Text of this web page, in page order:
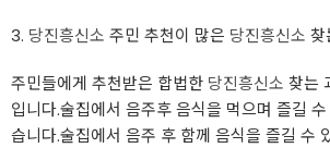
3. 당진흥신소 주민 추천이 많은 당진흥신소 찾
주민들에게 추천받은 합법한 당진흥신소 찾는
입니다.술집에서 음주후 음식을 먹으며 즐길
습니다.술집에서 음주 후 함께 음식을 즐길 수